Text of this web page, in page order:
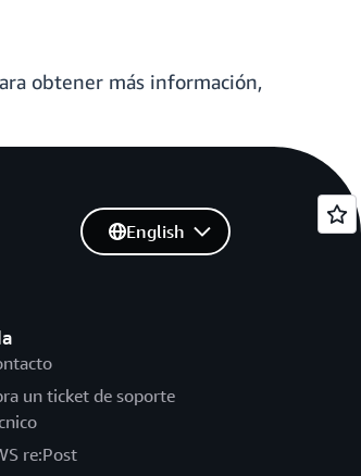
obtener más información,
un ticket de soporte
re:Post
English